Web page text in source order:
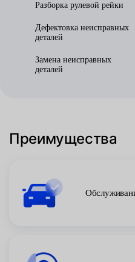
Разборка рулевой рейки
Дефектовка неисправных
деталей
Замена неисправных
деталей
Преимущества